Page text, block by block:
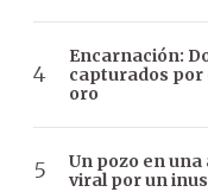
Encarnación:
capturados por
oro
Un pozo en
viral por un